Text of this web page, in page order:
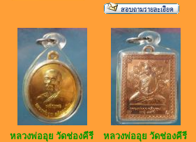
หลวงพ่ออุย วัดช่องคีรี
หลวงพ่ออุย วัดช่องคีรี